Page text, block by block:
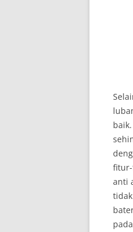
anti